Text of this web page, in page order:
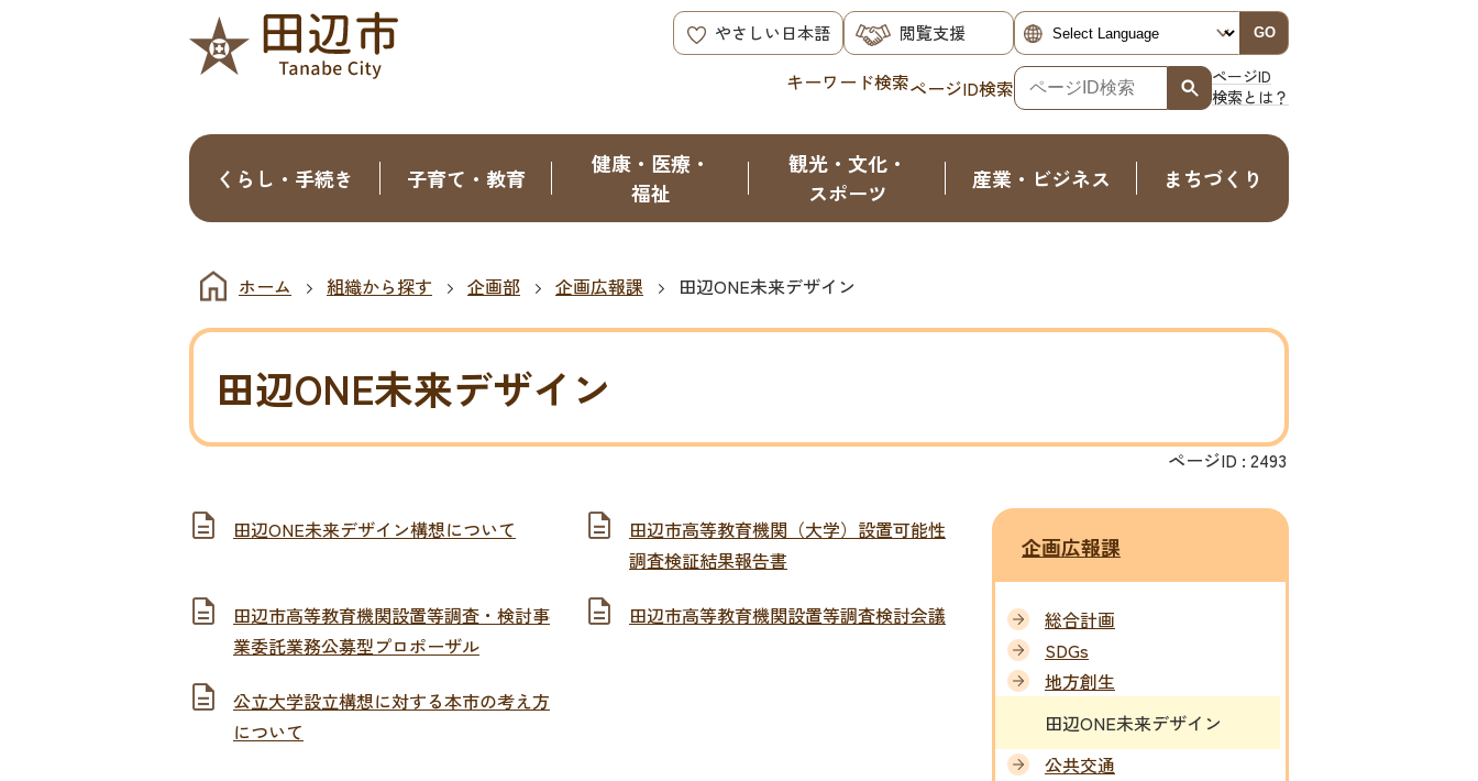
やさしい日本語 閲覧支援 GO
キーワード検索ページID検索
ページID
検索とは？
くらし・手続き 子育て・教育
健康・医療・
福祉
観光・文化・
スポーツ
産業・ビジネス まちづくり
ホーム 組織から探す 企画部 企画広報課 田辺ONE未来デザイン
田辺ONE未来デザイン
ページID : 2493
田辺ONE未来デザイン構想について
田辺市高等教育機関（大学）設置可能性
調査検証結果報告書
田辺市高等教育機関設置等調査・検討事
業委託業務公募型プロポーザル
田辺市高等教育機関設置等調査検討会議
公立大学設立構想に対する本市の考え方
について
企画広報課
総合計画
SDGs
地方創生
田辺ONE未来デザイン
公共交通